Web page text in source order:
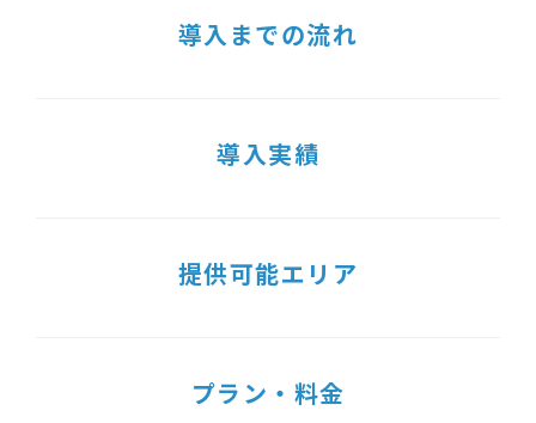
導入までの流れ
導入実績
提供可能エリア
プラン・料金